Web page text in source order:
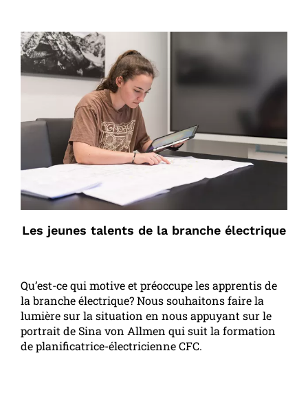
Les jeunes talents de la branche électrique
Qu’est-ce qui motive et préoccupe les apprentis de
la branche électrique? Nous souhaitons faire la
lumière sur la situation en nous appuyant sur le
portrait de Sina von Allmen qui suit la formation
de planificatrice-électricienne CFC.